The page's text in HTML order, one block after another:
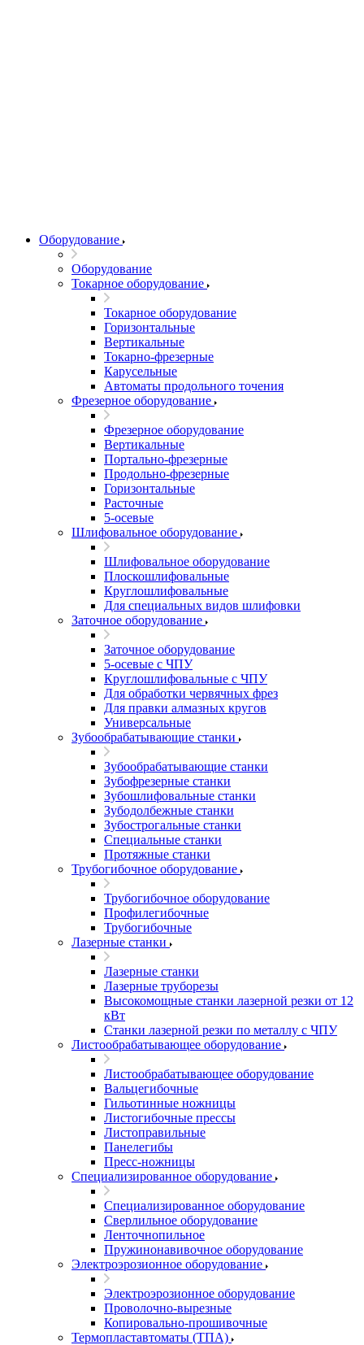
Оборудование
Оборудование
Токарное оборудование
Токарное оборудование
Горизонтальные
Вертикальные
Токарно-фрезерные
Карусельные
Автоматы продольного точения
Фрезерное оборудование
Фрезерное оборудование
Вертикальные
Портально-фрезерные
Продольно-фрезерные
Горизонтальные
Расточные
5-осевые
Шлифовальное оборудование
Шлифовальное оборудование
Плоскошлифовальные
Круглошлифовальные
Для специальных видов шлифовки
Заточное оборудование
Заточное оборудование
5-осевые с ЧПУ
Круглошлифовальные с ЧПУ
Для обработки червячных фрез
Для правки алмазных кругов
Универсальные
Зубообрабатывающие станки
Зубообрабатывающие станки
Зубофрезерные станки
Зубошлифовальные станки
Зубодолбежные станки
Зубострогальные станки
Специальные станки
Протяжные станки
Трубогибочное оборудование
Трубогибочное оборудование
Профилегибочные
Трубогибочные
Лазерные станки
Лазерные станки
Лазерные труборезы
Высокомощные станки лазерной резки от 12
кВт
Станки лазерной резки по металлу с ЧПУ
Листообрабатывающее оборудование
Листообрабатывающее оборудование
Вальцегибочные
Гильотинные ножницы
Листогибочные прессы
Листоправильные
Панелегибы
Пресс-ножницы
Специализированное оборудование
Специализированное оборудование
Сверлильное оборудование
Ленточнопильное
Пружинонавивочное оборудование
Электроэрозионное оборудование
Электроэрозионное оборудование
Проволочно-вырезные
Копировально-прошивочные
Термопластавтоматы (ТПА)